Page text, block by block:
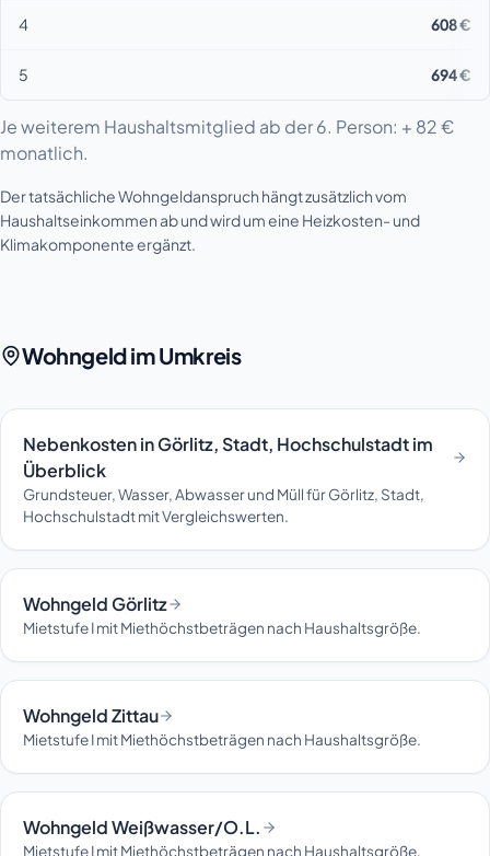
4 608 €
5 694 €
Je weiterem Haushaltsmitglied ab der 6. Person: + 82 €
monatlich.
Der tatsächliche Wohngeldanspruch hängt zusätzlich vom
Haushaltseinkommen ab und wird um eine Heizkosten- und
Klimakomponente ergänzt.
Wohngeld im Umkreis
Nebenkosten in Görlitz, Stadt, Hochschulstadt im
Überblick
Grundsteuer, Wasser, Abwasser und Müll für Görlitz, Stadt,
Hochschulstadt mit Vergleichswerten.
Wohngeld Görlitz
Mietstufe I mit Miethöchstbeträgen nach Haushaltsgröße.
Wohngeld Zittau
Mietstufe I mit Miethöchstbeträgen nach Haushaltsgröße.
Wohngeld Weißwasser/O.L.
Mietstufe I mit Miethöchstbeträgen nach Haushaltsgröße.